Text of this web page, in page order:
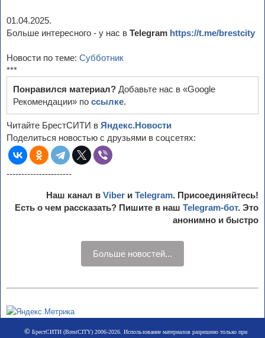
01.04.2025.
Больше интересного - у нас в Telegram https://t.me/brestcity
Новости по теме: Субботник
***
Понравился материал? Добавьте нас в «Google
Рекомендации» по ссылке.
Читайте БрестСИТИ в Яндекс.Новости
Поделиться новостью с друзьями в соцсетях:
----------------------
Наш канал в Viber и Telegram. Присоединяйтесь!
Есть о чем рассказать? Пишите в наш Telegram-бот. Это
анонимно и быстро
Больше новостей...
©БрестСИТИ (BrestCITY) 2006-2026. Использование материалов разрешено только при